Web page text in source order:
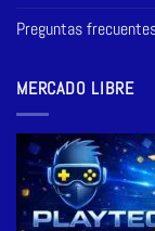
Preguntas
MERCADO LIBRE